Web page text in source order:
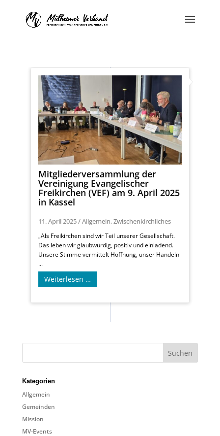
Mitgliederversammlung der
Vereinigung Evangelischer
Freikirchen (VEF) am 9. April 2025
in Kassel
11. April 2025/Allgemein,Zwischenkirchliches
„Als Freikirchen sind wir Teil unserer Gesellschaft.
Das leben wir glaubwürdig, positiv und einladend.
Unsere Stimme vermittelt Hoffnung, unser Handeln
...
Weiterlesen …
Kategorien
Allgemein
Gemeinden
Mission
MV-Events